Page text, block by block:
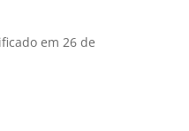
em 26 de